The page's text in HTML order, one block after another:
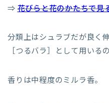
⇒花びらと花のかたちで見
分類上はシュラブだが良く
［つるバラ］として用いる
香りは中程度のミルラ香。